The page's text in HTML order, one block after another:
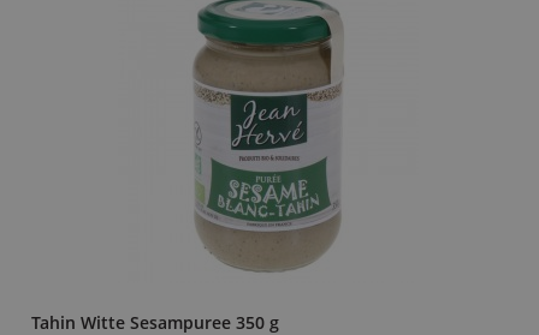
Tahin Witte Sesampuree 350 g